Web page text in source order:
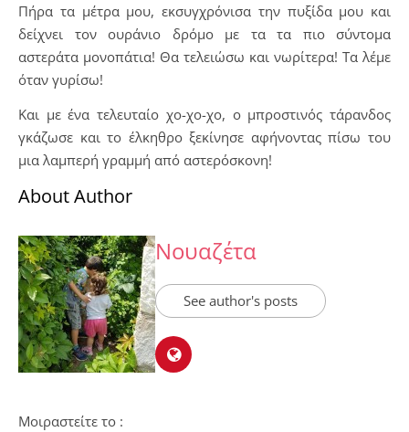
Πήρα τα μέτρα μου, εκσυγχρόνισα την πυξίδα μου και
δείχνει τον ουράνιο δρόμο με τα τα πιο σύντομα
αστεράτα μονοπάτια! Θα τελειώσω και νωρίτερα! Τα λέμε
όταν γυρίσω!
Και με ένα τελευταίο χο-χο-χο, ο μπροστινός τάρανδος
γκάζωσε και το έλκηθρο ξεκίνησε αφήνοντας πίσω του
μια λαμπερή γραμμή από αστερόσκονη!
About Author
Νουαζέτα
See author's posts
Μοιραστείτε το :